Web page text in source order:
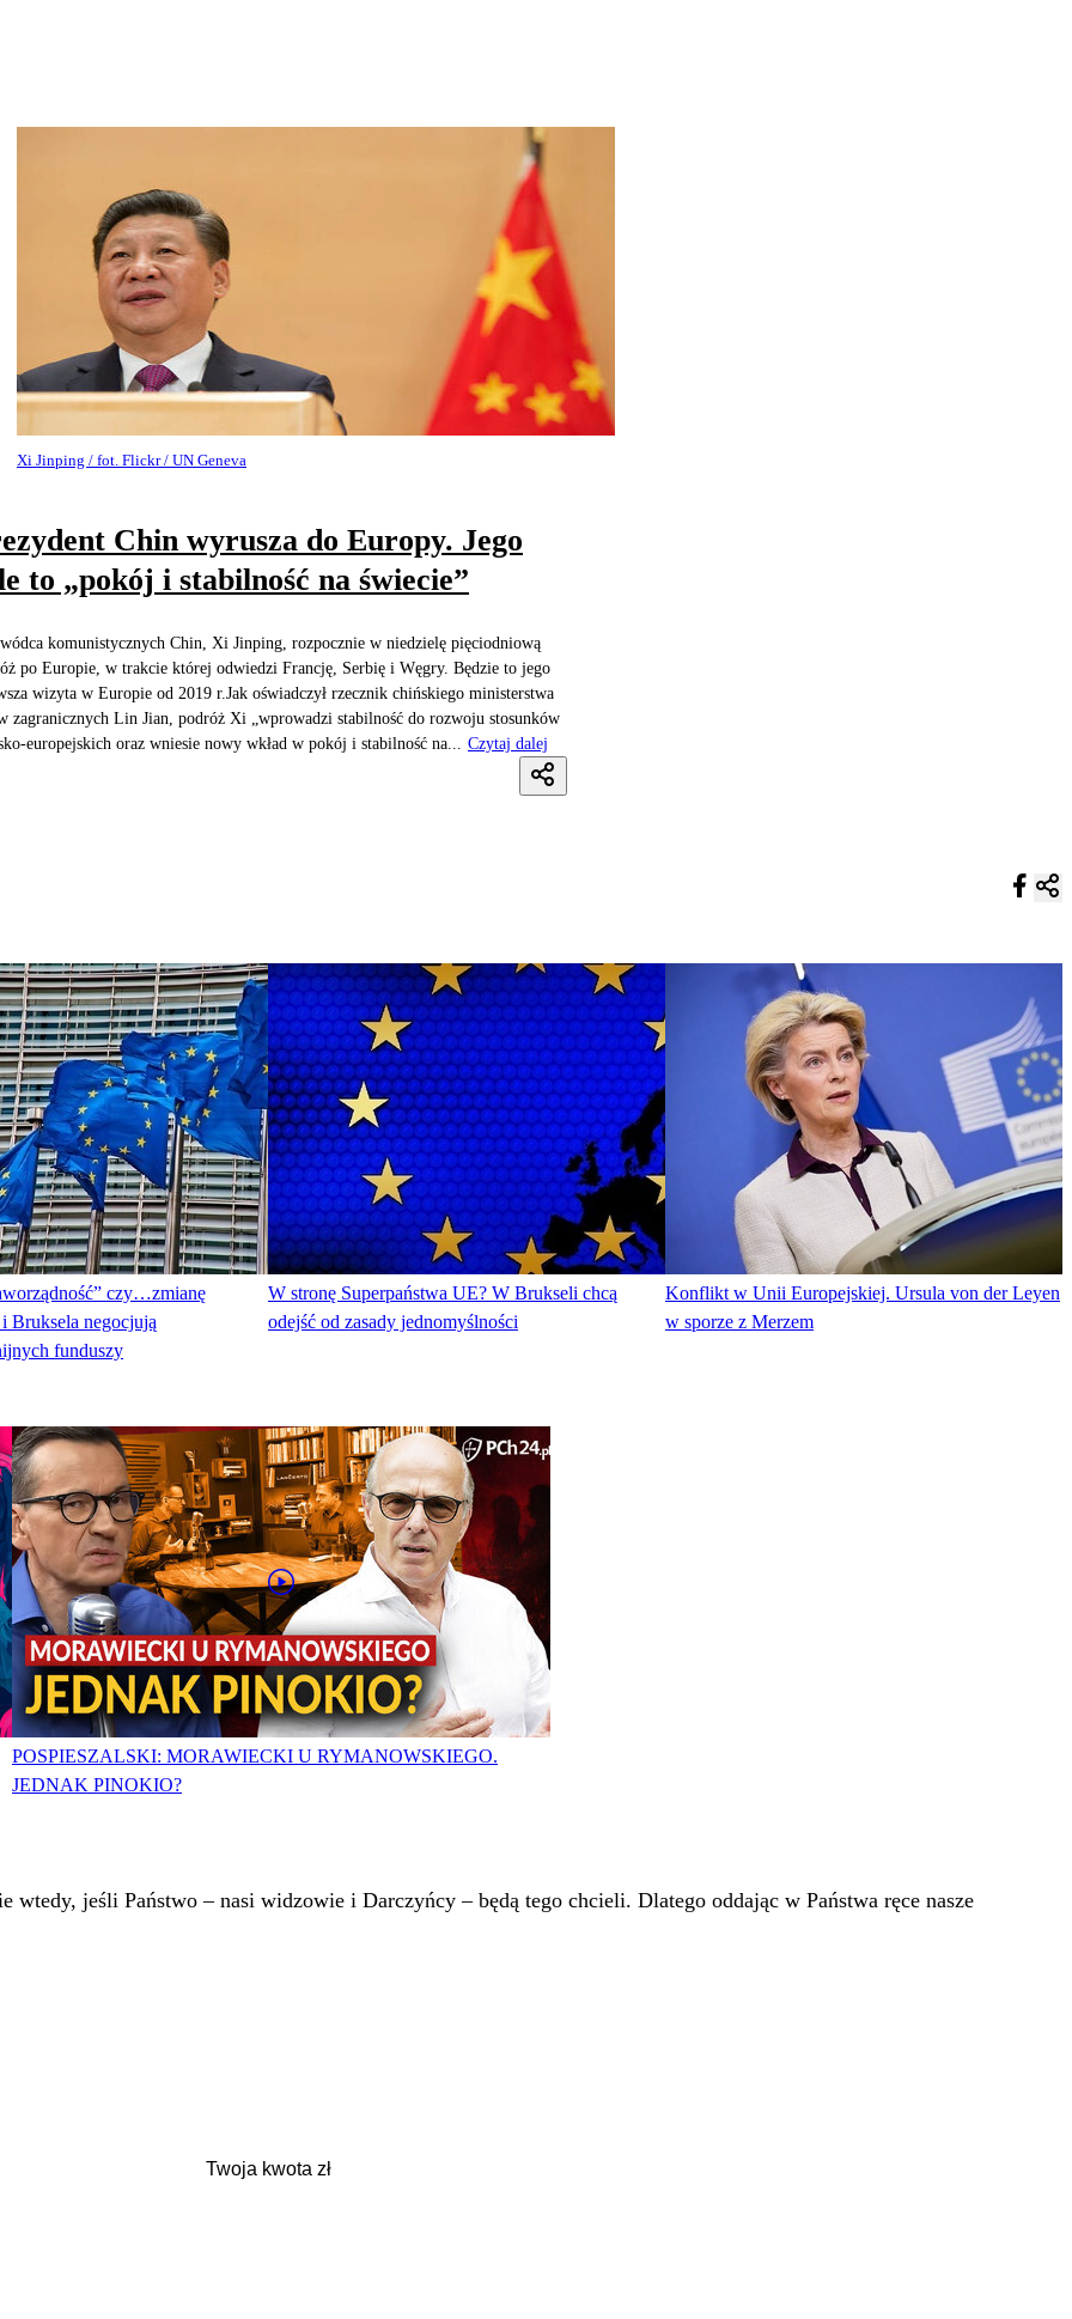
Xi Jinping / fot. Flickr / UN Geneva
Chin wyrusza do Europy. Jego
to „pokój i stabilność na świecie”
komunistycznych Chin, Xi Jinping, rozpocznie w niedzielę pięciodniową
po Europie, w trakcie której odwiedzi Francję, Serbię i Węgry. Będzie to jego
wizyta w Europie od 2019 r.Jak oświadczył rzecznik chińskiego ministerstwa
zagranicznych Lin Jian, podróż Xi „wprowadzi stabilność do rozwoju stosunków
europejskich oraz wniesie nowy wkład w pokój i stabilność na...
Czytaj dalej
czy…zmianę
Bruksela negocjują
funduszy
W stronę Superpaństwa UE? W Brukseli chcą
odejść od zasady jednomyślności
Konflikt w Unii Europejskiej. Ursula von der Leyen
w sporze z Merzem
POSPIESZALSKI: MORAWIECKI U RYMANOWSKIEGO.
JEDNAK PINOKIO?
wtedy, jeśli Państwo – nasi widzowie i Darczyńcy – będą tego chcieli. Dlatego oddając w Państwa ręce nasze